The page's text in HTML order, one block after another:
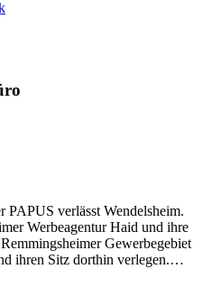
PAPUS verlässt Wendelsheim.
Werbeagentur Haid und ihre
Gewerbegebiet
ihren Sitz dorthin verlegen.…